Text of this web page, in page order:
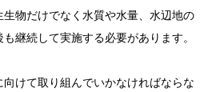
物だけでなく水質や水量、水辺地の
継続して実施する必要があります。
けて取り組んでいかなければならな